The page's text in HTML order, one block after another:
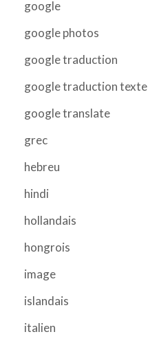
google
google photos
google traduction
google traduction texte
google translate
grec
hebreu
hindi
hollandais
hongrois
image
islandais
italien